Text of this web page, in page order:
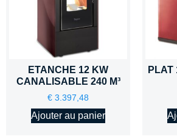
ETANCHE 12 KW
CANALISABLE 240 M³
€ 3.397,48
Ajouter au panier
PLAT